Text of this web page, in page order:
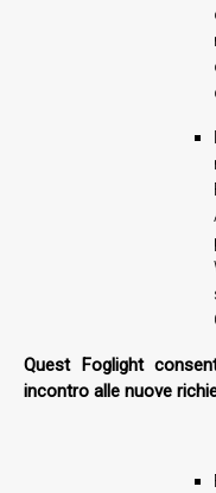
Quest Foglight
incontro alle nuove